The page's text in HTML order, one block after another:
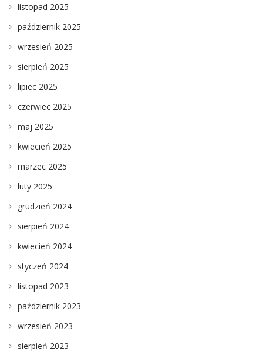
listopad 2025
październik 2025
wrzesień 2025
sierpień 2025
lipiec 2025
czerwiec 2025
maj 2025
kwiecień 2025
marzec 2025
luty 2025
grudzień 2024
sierpień 2024
kwiecień 2024
styczeń 2024
listopad 2023
październik 2023
wrzesień 2023
sierpień 2023